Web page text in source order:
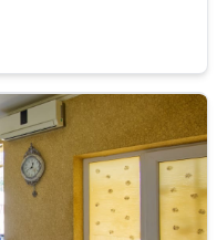
качественный ремонт,
В доме: • 3
гостиная 55,6 м² •
техника остаются •
сигнализация
скважина 35
Участок благоустроен: •
навеса • терраса и зона
улица с асфальтом. Рядом
и спортивные
рядом. До ТРЦ Красная